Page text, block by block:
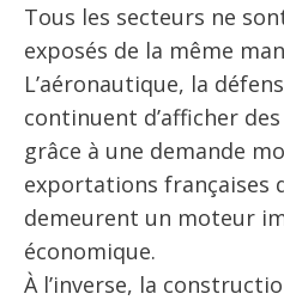
Tous les secteurs ne
exposés de la même
L’aéronautique, la
continuent d’afficher
grâce à une demande
exportations françaises
demeurent un moteur
économique.
À l’inverse, la